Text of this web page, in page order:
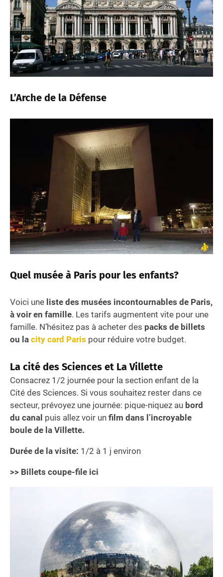
L’Arche de la Défense
Quel musée à Paris pour les enfants?
Voici une liste des musées incontournables de Paris,
à voir en famille. Les tarifs augmentent vite pour une
famille. N’hésitez pas à acheter des packs de billets
ou la city card Paris pour réduire votre budget.
La cité des Sciences et La Villette
Consacrez 1/2 journée pour la section enfant de la
Cité des Sciences. Si vous souhaitez rester dans ce
secteur, prévoyez une journée: pique-niquez au bord
du canal puis allez voir un film dans l’incroyable
boule de la Villette.
Durée de la visite: 1/2 à 1 j environ
>> Billets coupe-file ici